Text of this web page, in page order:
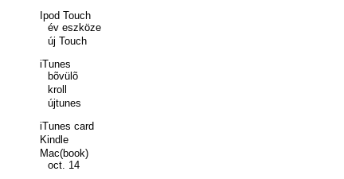
Ipod Touch
év eszköze
új Touch
iTunes
bõvülõ
kroll
újtunes
iTunes card
Kindle
Mac(book)
oct. 14